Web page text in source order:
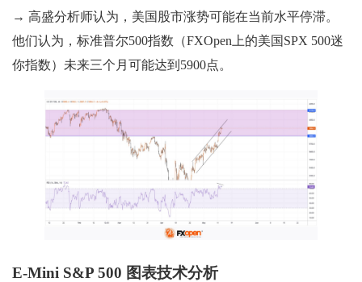
→ 高盛分析师认为，美国股市涨势可能在当前水平停滞。
他们认为，标准普尔500指数（FXOpen上的美国SPX 500迷
你指数）未来三个月可能达到5900点。
E-Mini S&P 500 图表技术分析